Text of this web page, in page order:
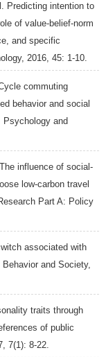
Predicting intention to
of value-belief-norm
and specific
, 2016, 45: 1-10.
commuting
behavior and social
Psychology and
influence of social-
low-carbon travel
Part A: Policy
associated with
Behavior and Society,
traits through
of public
, 7(1): 8-22.